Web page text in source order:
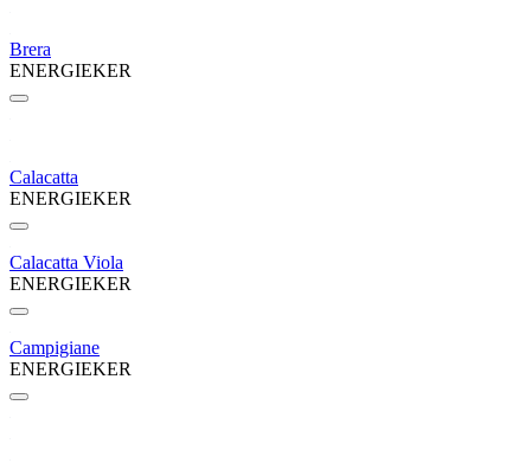
Brera
ENERGIEKER
Calacatta
ENERGIEKER
Calacatta Viola
ENERGIEKER
Campigiane
ENERGIEKER